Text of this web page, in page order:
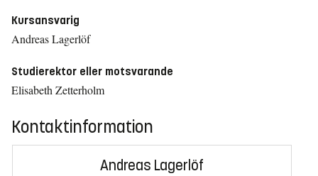
Kursansvarig
Andreas Lagerlöf
Studierektor eller motsvarande
Elisabeth Zetterholm
Kontaktinformation
Andreas Lagerlöf